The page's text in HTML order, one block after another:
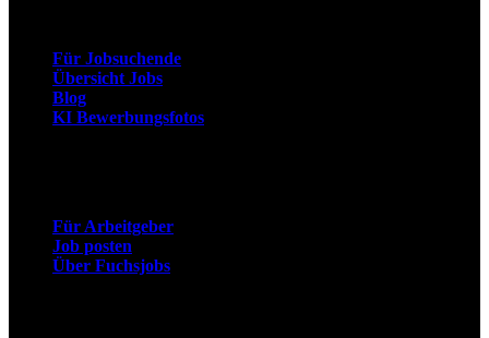
Für Jobsuchende
Übersicht Jobs
Blog
KI Bewerbungsfotos
Für Arbeitgeber
Job posten
Über Fuchsjobs